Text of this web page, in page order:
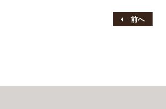
前へ